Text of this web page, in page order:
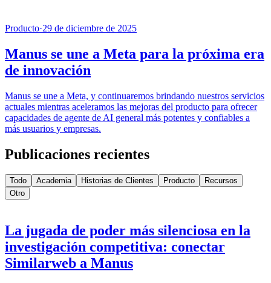
Producto·29 de diciembre de 2025
Manus se une a Meta para la próxima era
de innovación
Manus se une a Meta, y continuaremos brindando nuestros servicios
actuales mientras aceleramos las mejoras del producto para ofrecer
capacidades de agente de AI general más potentes y confiables a
más usuarios y empresas.
Publicaciones recientes
Todo Academia Historias de Clientes Producto
Recursos
Otro
La jugada de poder más silenciosa en la
investigación competitiva: conectar
Similarweb a Manus